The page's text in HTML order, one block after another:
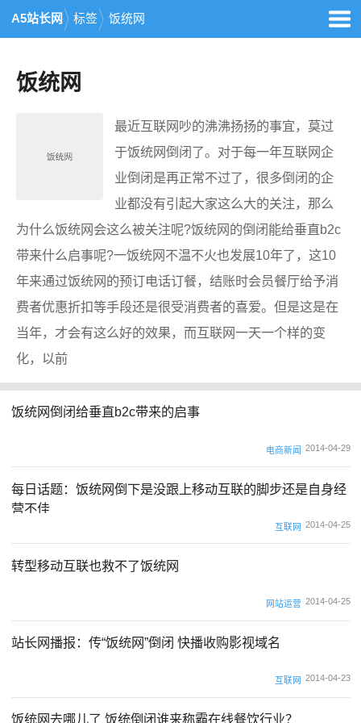
A5站长网 标签 饭统网
饭统网
最近互联网吵的沸沸扬扬的事宜，莫过
于饭统网倒闭了。对于每一年互联网企
业倒闭是再正常不过了，很多倒闭的企
业都没有引起大家这么大的关注，那么
为什么饭统网会这么被关注呢?饭统网的倒闭能给垂直b2c
带来什么启事呢?一饭统网不温不火也发展10年了，这10
年来通过饭统网的预订电话订餐，结账时会员餐厅给予消
费者优惠折扣等手段还是很受消费者的喜爱。但是这是在
当年，才会有这么好的效果，而互联网一天一个样的变
化，以前
饭统网倒闭给垂直b2c带来的启事
电商新闻 2014-04-29
每日话题：饭统网倒下是没跟上移动互联的脚步还是自身经
营不佳
互联网 2014-04-25
转型移动互联也救不了饭统网
网站运营 2014-04-25
站长网播报：传“饭统网”倒闭 快播收购影视域名
互联网 2014-04-23
饭统网去哪儿了 饭统倒闭谁来称霸在线餐饮行业？